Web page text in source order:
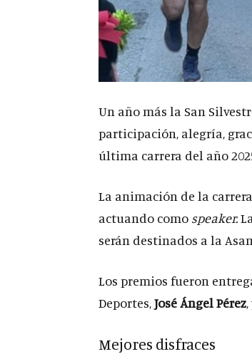
Un año más la San
participación, alegría,
última carrera del año
La animación de la
actuando como speaker.
serán destinados a la
Los premios fueron
Deportes,José Ángel Pérez
Mejores disfraces